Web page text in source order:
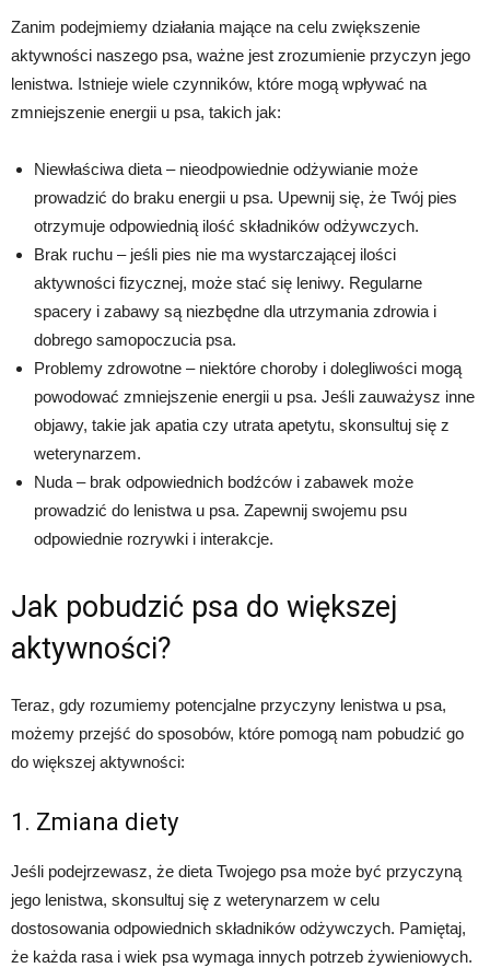
Zanim podejmiemy działania mające na celu zwiększenie
aktywności naszego psa, ważne jest zrozumienie przyczyn jego
lenistwa. Istnieje wiele czynników, które mogą wpływać na
zmniejszenie energii u psa, takich jak:
Niewłaściwa dieta – nieodpowiednie odżywianie może
prowadzić do braku energii u psa. Upewnij się, że Twój pies
otrzymuje odpowiednią ilość składników odżywczych.
Brak ruchu – jeśli pies nie ma wystarczającej ilości
aktywności fizycznej, może stać się leniwy. Regularne
spacery i zabawy są niezbędne dla utrzymania zdrowia i
dobrego samopoczucia psa.
Problemy zdrowotne – niektóre choroby i dolegliwości mogą
powodować zmniejszenie energii u psa. Jeśli zauważysz inne
objawy, takie jak apatia czy utrata apetytu, skonsultuj się z
weterynarzem.
Nuda – brak odpowiednich bodźców i zabawek może
prowadzić do lenistwa u psa. Zapewnij swojemu psu
odpowiednie rozrywki i interakcje.
Jak pobudzić psa do większej
aktywności?
Teraz, gdy rozumiemy potencjalne przyczyny lenistwa u psa,
możemy przejść do sposobów, które pomogą nam pobudzić go
do większej aktywności:
1. Zmiana diety
Jeśli podejrzewasz, że dieta Twojego psa może być przyczyną
jego lenistwa, skonsultuj się z weterynarzem w celu
dostosowania odpowiednich składników odżywczych. Pamiętaj,
że każda rasa i wiek psa wymaga innych potrzeb żywieniowych.